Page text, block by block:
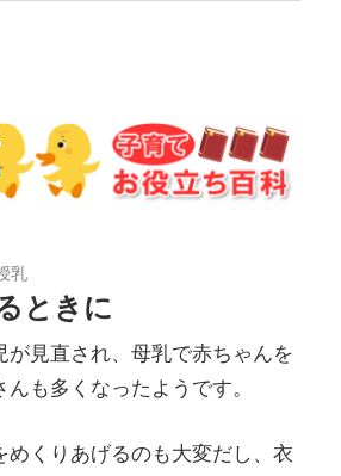
乳
ときに
が見直され、母乳で赤ちゃんを
も多くなったようです。
めくりあげるのも大変だし、衣